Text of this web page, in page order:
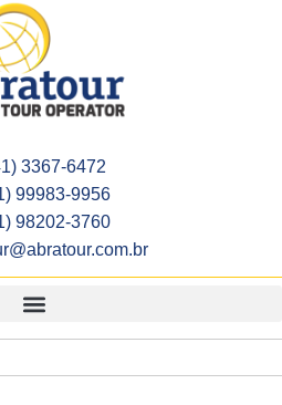
3367-6472
99983-9956
98202-3760